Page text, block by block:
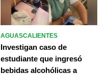
AGUASCALIENTES
Investigan caso de
estudiante que ingresó
bebidas alcohólicas a